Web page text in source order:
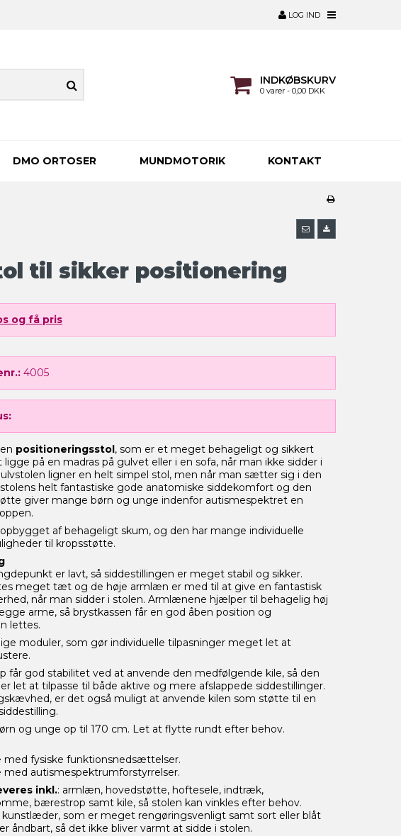
LOG IND
INDKØBSKURV
0 varer - 0,00 DKK
DMO ORTOSER MUNDMOTORIK KONTAKT
til sikker positionering
og få pris
4005
positioneringsstol, som er et meget behageligt og sikkert
ligge på en madras på gulvet eller i en sofa, når man ikke sidder i
ligner en helt simpel stol, men når man sætter sig i den
helt fantastiske gode anatomiske siddekomfort og den
giver mange børn og unge indenfor autismespektret en
af behageligt skum, og den har mange individuelle
til kropsstøtte.
er lavt, så siddestillingen er meget stabil og sikker.
meget tæt og de høje armlæn er med til at give en fantastisk
når man sidder i stolen. Armlænene hjælper til behagelig høj
arme, så brystkassen får en god åben position og
lettes.
moduler, som gør individuelle tilpasninger meget let at
får god stabilitet ved at anvende den medfølgende kile, så den
let at tilpasse til både aktive og mere afslappede siddestillinger.
er det også muligt at anvende kilen som støtte til en
og unge op til 170 cm. Let at flytte rundt efter behov.
med fysiske funktionsnedsættelser.
med autismespektrumforstyrrelser.
inkl.: armlæn, hovedstøtte, hoftesele, indtræk,
bærestrop samt kile, så stolen kan vinkles efter behov.
som er meget rengøringsvenligt samt sort eller blåt
åndbart, så det ikke bliver varmt at sidde i stolen.